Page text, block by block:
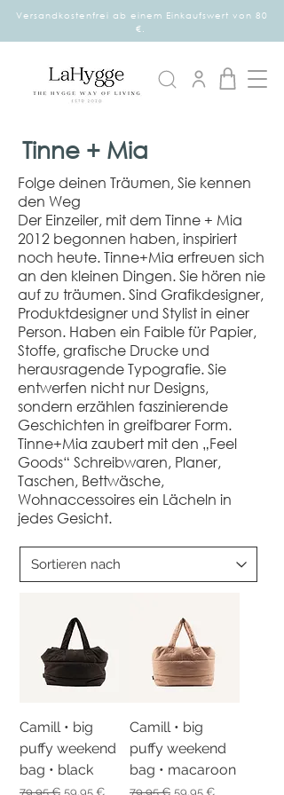
Versandkostenfrei ab einem Einkaufswert von 80
€.
Tinne + Mia
Folge deinen Träumen, Sie kennen
den Weg
Der Einzeiler, mit dem Tinne + Mia
2012 begonnen haben, inspiriert
noch heute. Tinne+Mia erfreuen sich
an den kleinen Dingen. Sie hören nie
auf zu träumen. Sind Grafikdesigner,
Produktdesigner und Stylist in einer
Person. Haben ein Faible für Papier,
Stoffe, grafische Drucke und
herausragende Typografie. Sie
entwerfen nicht nur Designs,
sondern erzählen faszinierende
Geschichten in greifbarer Form.
Tinne+Mia zaubert mit den „Feel
Goods“ Schreibwaren, Planer,
Taschen, Bettwäsche,
Wohnaccessoires ein Lächeln in
jedes Gesicht.
Camill • big
puffy weekend
bag • black
Standardpreis
79,95 € Sale-Preis
59,95 €
Camill • big
puffy weekend
bag • macaroon
Standardpreis
79,95 € Sale-Preis
59,95 €